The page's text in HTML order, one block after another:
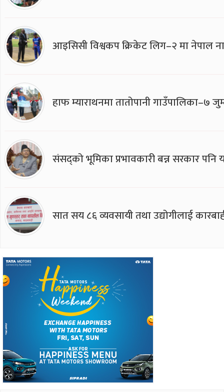
आइसिसी विश्वकप क्रिकेट लिग–२ मा नेपाल
हाफ म्याराथनमा तातोपानी गाउँपालिका–७
संसद्को भूमिका प्रभावकारी बन्न सरकार पनि
सात सय ८६ व्यवसायी तथा उद्योगीलाई